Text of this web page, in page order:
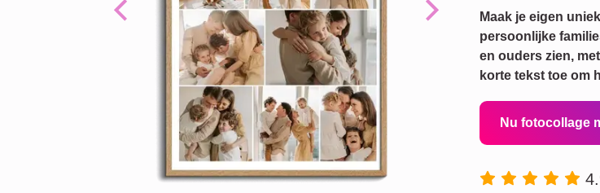
Previous Next
Maak je eigen
persoonlijke
en ouders zien,
korte tekst toe om
Nu fotocollage